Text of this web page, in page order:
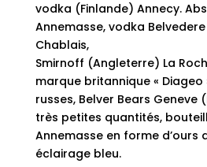
vodka (Finlande) Annecy.
Annemasse, vodka
Chablais,
Smirnoff (Angleterre) La
marque britannique « Diageo
russes, Belver Bears Geneve
très petites quantités,
Annemasse en forme d’ours
éclairage bleu.